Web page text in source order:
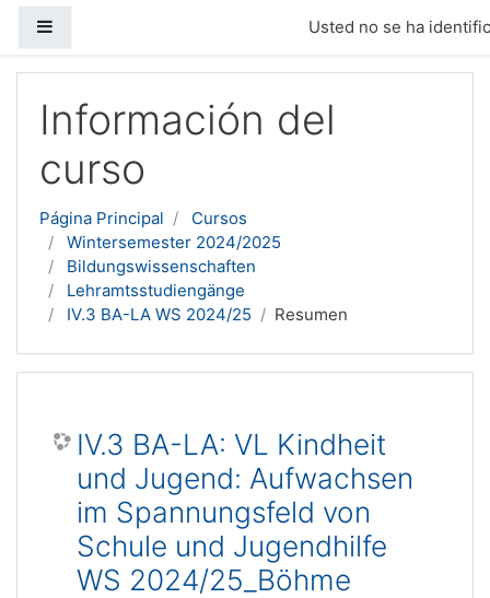
Usted no se ha
Información del
curso
Página Principal
Cursos
Wintersemester 2024/2025
Bildungswissenschaften
Lehramtsstudiengänge
IV.3 BA-LA WS 2024/25
Resumen
IV.3 BA-LA: VL Kindheit
und Jugend: Aufwachsen
im Spannungsfeld von
Schule und Jugendhilfe
WS 2024/25_Böhme